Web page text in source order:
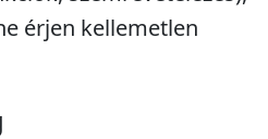
érjen kellemetlen